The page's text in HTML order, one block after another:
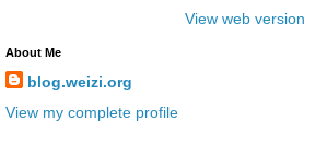
View web version
About Me
blog.weizi.org
View my complete profile